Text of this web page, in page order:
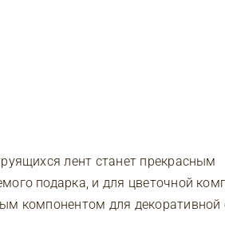
лент станет прекрасным
подарка, и для цветочной
компонентом для декоративной